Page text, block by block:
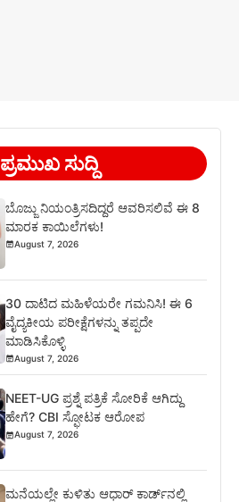
ಪ್ರಮುಖ ಸುದ್ದಿ
ಬೊಜ್ಜು ನಿಯಂತ್ರಿಸದಿದ್ದರೆ ಆವರಿಸಲಿವೆ ಈ 8
ಮಾರಕ ಕಾಯಿಲೆಗಳು!
August 7, 2026
30 ದಾಟಿದ ಮಹಿಳೆಯರೇ ಗಮನಿಸಿ! ಈ 6
ವೈದ್ಯಕೀಯ ಪರೀಕ್ಷೆಗಳನ್ನು ತಪ್ಪದೇ
ಮಾಡಿಸಿಕೊಳ್ಳಿ
August 7, 2026
NEET-UG ಪ್ರಶ್ನೆ ಪತ್ರಿಕೆ ಸೋರಿಕೆ ಆಗಿದ್ದು
ಹೇಗೆ? CBI ಸ್ಫೋಟಕ ಆರೋಪ
August 7, 2026
ಮನೆಯಲ್ಲೇ ಕುಳಿತು ಆಧಾರ್ ಕಾರ್ಡ್‌ನಲ್ಲಿ